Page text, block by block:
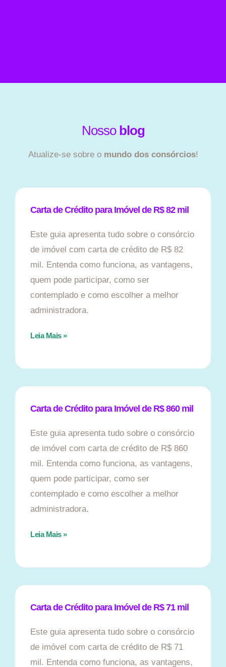
Nosso blog
Atualize-se sobre o mundo dos consórcios!
Carta de Crédito para Imóvel de R$ 82 mil
Este guia apresenta tudo sobre o consórcio
de imóvel com carta de crédito de R$ 82
mil. Entenda como funciona, as vantagens,
quem pode participar, como ser
contemplado e como escolher a melhor
administradora.
Leia Mais »
Carta de Crédito para Imóvel de R$ 860 mil
Este guia apresenta tudo sobre o consórcio
de imóvel com carta de crédito de R$ 860
mil. Entenda como funciona, as vantagens,
quem pode participar, como ser
contemplado e como escolher a melhor
administradora.
Leia Mais »
Carta de Crédito para Imóvel de R$ 71 mil
Este guia apresenta tudo sobre o consórcio
de imóvel com carta de crédito de R$ 71
mil. Entenda como funciona, as vantagens,